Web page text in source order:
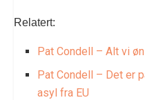
Relatert:
Pat Condell – Alt vi
Pat Condell – Det er
asyl fra EU